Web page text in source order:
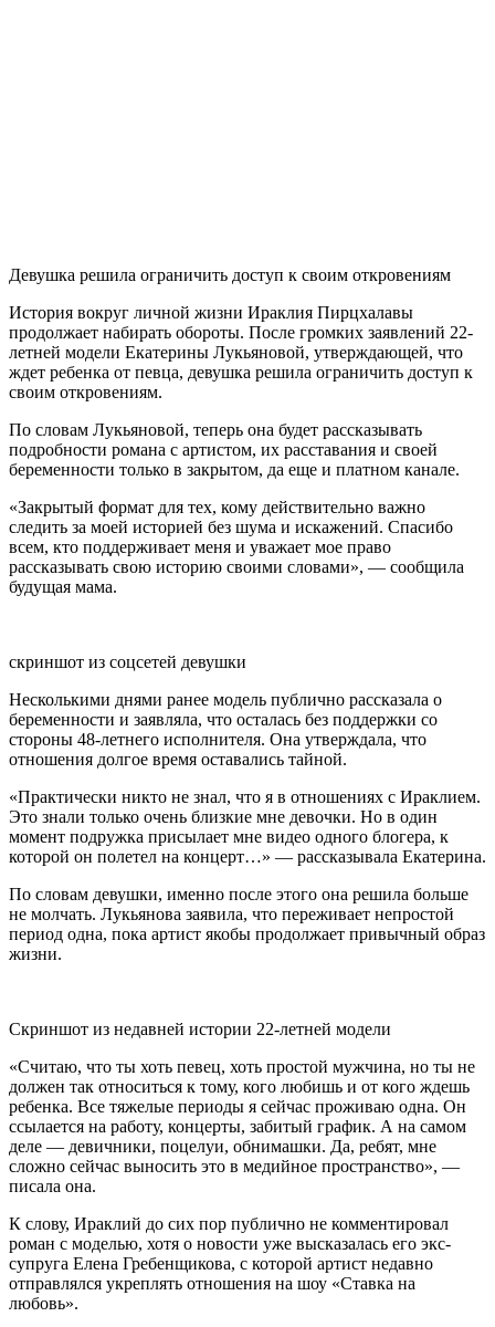
Девушка решила ограничить доступ к своим откровениям
История вокруг личной жизни Ираклия Пирцхалавы
продолжает набирать обороты. После громких заявлений 22-
летней модели Екатерины Лукьяновой, утверждающей, что
ждет ребенка от певца, девушка решила ограничить доступ к
своим откровениям.
По словам Лукьяновой, теперь она будет рассказывать
подробности романа с артистом, их расставания и своей
беременности только в закрытом, да еще и платном канале.
«Закрытый формат для тех, кому действительно важно
следить за моей историей без шума и искажений. Спасибо
всем, кто поддерживает меня и уважает мое право
рассказывать свою историю своими словами», — сообщила
будущая мама.
скриншот из соцсетей девушки
Несколькими днями ранее модель публично рассказала о
беременности и заявляла, что осталась без поддержки со
стороны 48-летнего исполнителя. Она утверждала, что
отношения долгое время оставались тайной.
«Практически никто не знал, что я в отношениях с Ираклием.
Это знали только очень близкие мне девочки. Но в один
момент подружка присылает мне видео одного блогера, к
которой он полетел на концерт…» — рассказывала Екатерина.
По словам девушки, именно после этого она решила больше
не молчать. Лукьянова заявила, что переживает непростой
период одна, пока артист якобы продолжает привычный образ
жизни.
Скриншот из недавней истории 22-летней модели
«Считаю, что ты хоть певец, хоть простой мужчина, но ты не
должен так относиться к тому, кого любишь и от кого ждешь
ребенка. Все тяжелые периоды я сейчас проживаю одна. Он
ссылается на работу, концерты, забитый график. А на самом
деле — девичники, поцелуи, обнимашки. Да, ребят, мне
сложно сейчас выносить это в медийное пространство», —
писала она.
К слову, Ираклий до сих пор публично не комментировал
роман с моделью, хотя о новости уже высказалась его экс-
супруга Елена Гребенщикова, с которой артист недавно
отправлялся укреплять отношения на шоу «Ставка на
любовь».